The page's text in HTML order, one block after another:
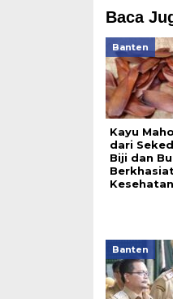
Baca
Banten
Kayu
dari
Biji dan
Kesehatan
Banten